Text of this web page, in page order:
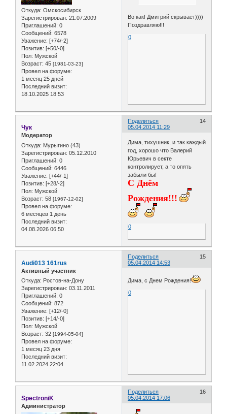
Откуда: Омскосибирск
Зарегистрирован: 21.07.2009
Приглашений: 0
Сообщений: 6578
Уважение: [+74/-2]
Позитив: [+50/-0]
Пол: Мужской
Возраст: 45 [1981-03-23]
Провел на форуме:
1 месяц 25 дней
Последний визит:
18.10.2025 18:53
Во как! Дмитрий скрывает))))
Поздравляю!!!
0
Поделиться
14
05.04.2014 11:29
Чук
Модератор
Откуда: Мурыгино (43)
Зарегистрирован: 05.12.2010
Приглашений: 0
Сообщений: 6446
Уважение: [+44/-1]
Позитив: [+28/-2]
Пол: Мужской
Возраст: 58 [1967-12-02]
Провел на форуме:
6 месяцев 1 день
Последний визит:
04.08.2026 06:50
Дима, тихушник, и так каждый
год, хорошо что Валерий
Юрьевич в секте
контролирует, а то опять
забыли бы!
С Днём
Рождения!!!
0
Поделиться
15
05.04.2014 14:53
Audi013 161rus
Активный участник
Откуда: Ростов-на-Дону
Зарегистрирован: 03.11.2011
Приглашений: 0
Сообщений: 872
Уважение: [+12/-0]
Позитив: [+14/-0]
Пол: Мужской
Возраст: 32 [1994-05-04]
Провел на форуме:
1 месяц 23 дня
Последний визит:
11.02.2024 22:04
Дима, с Днем Рождения!
0
Поделиться
16
05.04.2014 17:06
SpectroniK
Администратор